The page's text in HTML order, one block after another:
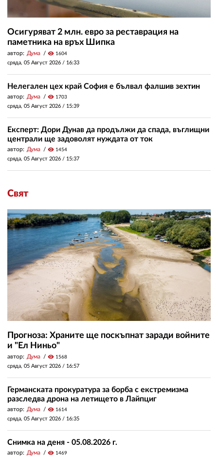
Осигуряват 2 млн. евро за реставрация на
паметника на връх Шипка
автор: Дума visibility 1604
сряда, 05 Август 2026 / 16:33
Нелегален цех край София е бълвал фалшив зехтин
автор: Дума visibility 1703
сряда, 05 Август 2026 / 15:39
Експерт: Дори Дунав да продължи да спада, въглищни
централи ще задоволят нуждата от ток
автор: Дума visibility 1454
сряда, 05 Август 2026 / 15:37
Свят
Прогноза: Храните ще поскъпнат заради войните
и "Ел Ниньо"
автор: Дума visibility 1568
сряда, 05 Август 2026 / 16:57
Германската прокуратура за борба с екстремизма
разследва дрона на летището в Лайпциг
автор: Дума visibility 1614
сряда, 05 Август 2026 / 16:35
Снимка на деня - 05.08.2026 г.
автор: Дума visibility 1469